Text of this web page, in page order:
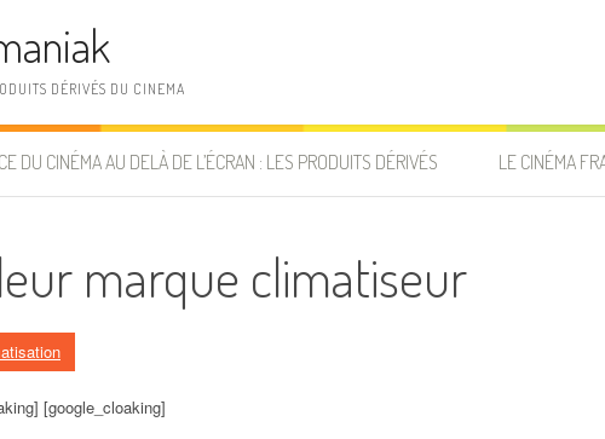
DÉRIVÉS DU CINEMA
DU CINÉMA AU DELÀ DE L’ÉCRAN : LES PRODUITS DÉRIVÉS LE CINÉMA
marque climatiseur
[google_cloaking]